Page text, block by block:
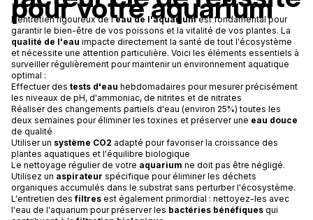
pour votre aquarium
L'entretien rigoureux de l'eau de l'aquariumest fondamental pour
garantir le bien-être de vos poissons et la vitalité de vos plantes. La
qualité de l'eau impacte directement la santé de tout l'écosystème
et nécessite une attention particulière. Voici les éléments essentiels à
surveiller régulièrement pour maintenir un environnement aquatique
optimal :
Effectuer des tests d'eau hebdomadaires pour mesurer précisément
les niveaux de pH, d'ammoniac, de nitrites et de nitrates
Réaliser des changements partiels d'eau (environ 25%) toutes les
deux semaines pour éliminer les toxines et préserver une eau douce
de qualité
Utiliser un système CO2 adapté pour favoriser la croissance des
plantes aquatiques et l'équilibre biologique
Le nettoyage régulier de votre aquarium ne doit pas être négligé.
Utilisez un aspirateur spécifique pour éliminer les déchets
organiques accumulés dans le substrat sans perturber l'écosystème.
L'entretien desfiltres est également primordial : nettoyez-les avec
l'eau de l'aquarium pour préserver les bactéries bénéfiques qui